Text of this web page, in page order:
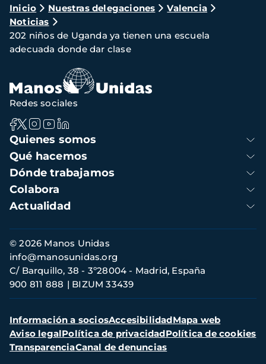
Ruta
de
navegación
Inicio Nuestras delegaciones
Valencia
Noticias
202 niños de Uganda ya tienen una escuela
adecuada donde dar clase
Navegación
principal
Quienes somos
Qué hacemos
Dónde trabajamos
Colabora
Actualidad
Redes sociales
Información
de
contacto
© 2026 Manos Unidas
C/ Barquillo, 38 - 3º28004 - Madrid, España
900 811 888
BIZUM 33439
info@manosunidas.org
Menú
secundario
Información a sociosAccesibilidadMapa web
Aviso legalPolítica de privacidadPolítica de cookies
TransparenciaCanal de denuncias